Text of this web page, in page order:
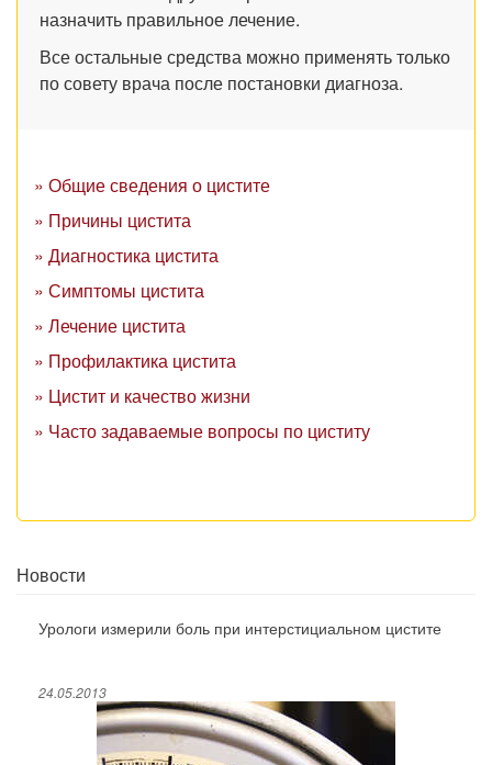
назначить правильное лечение.
Все остальные средства можно применять только
по совету врача после постановки диагноза.
» Общие сведения о цистите
» Причины цистита
» Диагностика цистита
» Симптомы цистита
» Лечение цистита
» Профилактика цистита
» Цистит и качество жизни
» Часто задаваемые вопросы по циститу
Новости
Урологи измерили боль при интерстициальном цистите
24.05.2013